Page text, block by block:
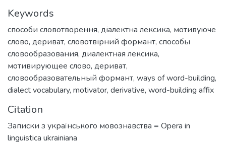
Keywords
способи словотворення, діалектна лексика, мотивуюче
слово, дериват, словотвірний формант, способы
словообразования, диалектная лексика,
мотивирующее слово, дериват,
словообразовательный формант, ways of word-building,
dialect vocabulary, motivator, derivative, word-building affix
Citation
Записки з українського мовознавства = Opera in
linguistica ukrainiana